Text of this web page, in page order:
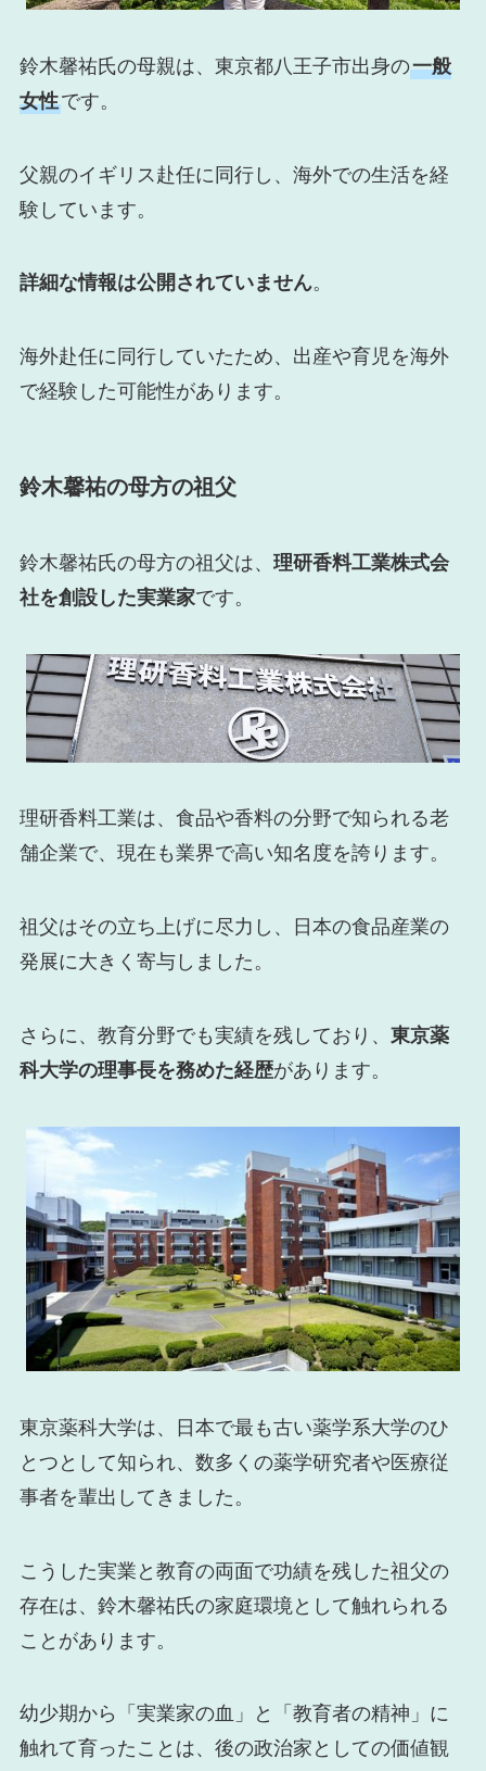
鈴木馨祐氏の母親は、東京都八王子市出身の一般
女性です。
父親のイギリス赴任に同行し、海外での生活を経
験しています。
詳細な情報は公開されていません。
海外赴任に同行していたため、出産や育児を海外
で経験した可能性があります。
鈴木馨祐の母方の祖父
鈴木馨祐氏の母方の祖父は、 理研香料工業株式会
社を創設した実業家です。
理研香料工業は、食品や香料の分野で知られる老
舗企業で、現在も業界で高い知名度を誇ります。
祖父はその立ち上げに尽力し、日本の食品産業の
発展に大きく寄与しました。
さらに、教育分野でも実績を残しており、 東京薬
科大学の理事長を務めた経歴があります。
東京薬科大学は、日本で最も古い薬学系大学のひ
とつとして知られ、数多くの薬学研究者や医療従
事者を輩出してきました。
こうした実業と教育の両面で功績を残した祖父の
存在は、鈴木馨祐氏の家庭環境として触れられる
ことがあります。
幼少期から「実業家の血」と「教育者の精神」に
触れて育ったことは、後の政治家としての価値観